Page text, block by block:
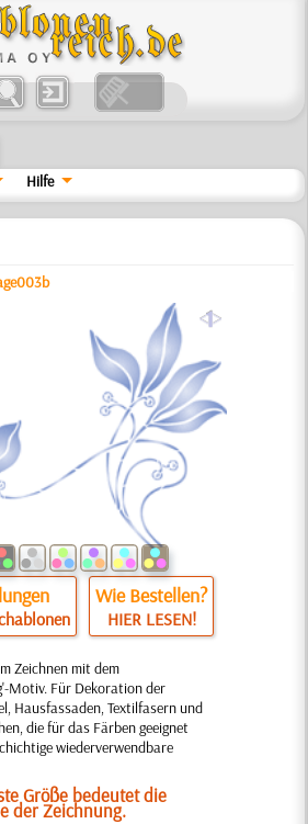
Hilfe
a
Wie Bestellen?
HIER LESEN!
Zeichnen mit dem
Motiv. Für Dekoration der
Hausfassaden, Textilfasern und
die für das Färben geeignet
wiederverwendbare
Größe bedeutet die
der Zeichnung.